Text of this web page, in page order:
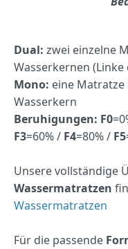
Dual: zwei einzelne
Wasserkernen
Mono: eine
Wasserkern
Beruhigungen: F0
F3=60% / F4=80% / F5
Unsere vollständige
Wassermatratzen
Wassermatratzen
Für die passende